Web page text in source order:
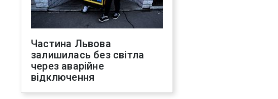
Частина Львова
залишилась без світла
через аварійне
відключення